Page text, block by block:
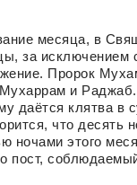
месяца, в
за исключением
Пророк
и
даётся клятва в
что десять
ночами этого
пост,